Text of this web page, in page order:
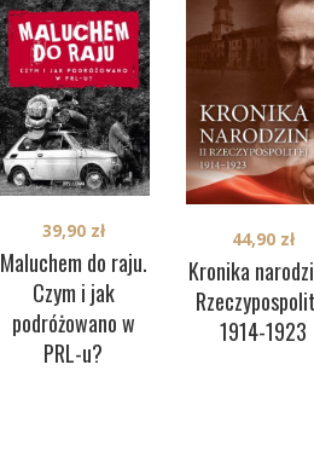
Maluchem do raju.
Czym i jak
podróżowano w
PRL-u?
39,90 zł
Kronika
1914-1923
44,90 zł